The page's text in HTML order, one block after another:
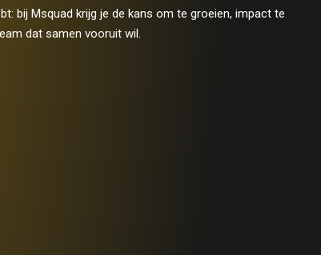
bij Msquad krijg je de kans om te groeien, impact te
dat samen vooruit wil.